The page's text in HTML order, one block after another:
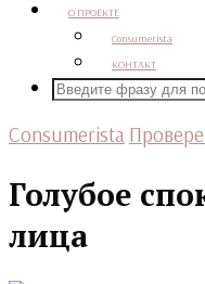
О ПРОЕКТЕ
Consumerista
КОНТАКТ
Consumerista
Голубое
лица